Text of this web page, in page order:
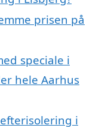
prisen på
speciale i
hele Aarhus
i